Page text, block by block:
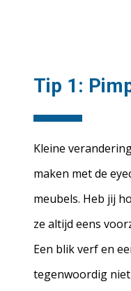
Tip 1:
Kleine
maken met de
meubels. Heb jij
ze altijd eens
Een blik verf en
tegenwoordig